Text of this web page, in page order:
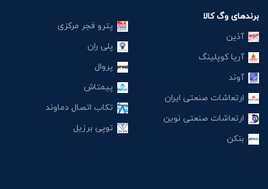
برندهای وگ کالا
آذین
آریا کوپلینگ
آوند
ارتعاشات صنعتی ایران
ارتعاشات صنعتی نوین
بنکن
پترو فجر مرکزی
پلی ران
پروال
پیمتاش
تکاب اتصال دماوند
توپی برزیل